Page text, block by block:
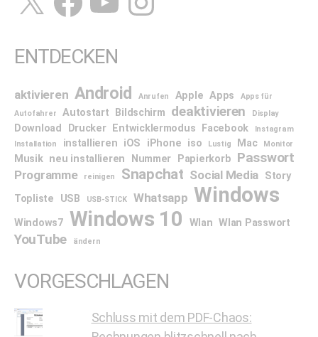
ENTDECKEN
aktivieren Android Anrufen Apple Apps
Apps für
Autofahrer
Autostart Bildschirm deaktivieren Display
Download Drucker Entwicklermodus Facebook
Instagram
Installation
installieren iOS iPhone iso Lustig Mac Monitor
Musik neu installieren Nummer Papierkorb Passwort
Programme reinigen Snapchat Social Media Story
Topliste
USB USB-STICK Whatsapp Windows
Windows7 Windows 10 Wlan Wlan Passwort
YouTube ändern
VORGESCHLAGEN
Schluss mit dem PDF-Chaos: